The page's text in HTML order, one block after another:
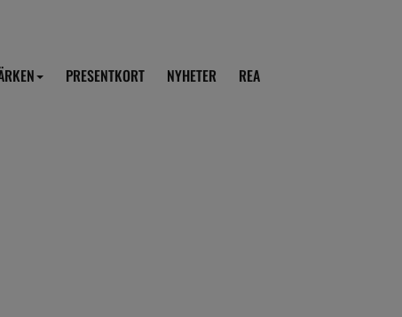
PRESENTKORT NYHETER REA